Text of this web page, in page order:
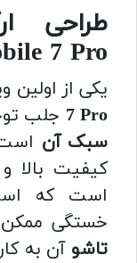
طراحی
7 Pro
یکی از اولین
7 Pro جلب
سبک آن
کیفیت بالا و
است که
خستگی
تاشو آن به